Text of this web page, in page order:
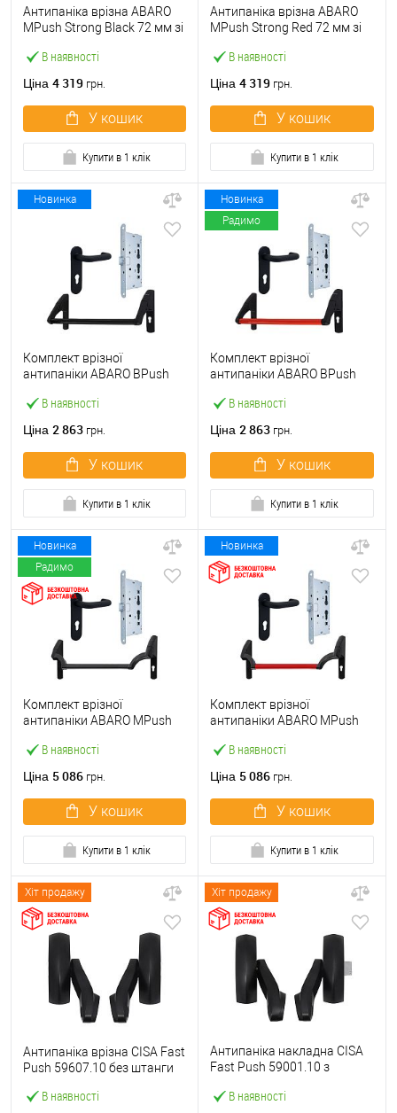
В наявності
Антипаніка врізна ABARO
МPush Strong Black 72 мм зі
Ціна 4 319 грн.
У кошик
Купити в 1 клік
В наявності
Антипаніка врізна ABARO
МPush Strong Red 72 мм зі
Ціна 4 319 грн.
У кошик
Купити в 1 клік
Новинка
В наявності
Комплект врізної
антипаніки ABARO BPush
чорний із замком та ручкою
Ціна 2 863 грн.
У кошик
Купити в 1 клік
Новинка
Радимо
В наявності
Комплект врізної
антипаніки ABARO BPush
червоний із замком та
Ціна 2 863 грн.
У кошик
Купити в 1 клік
Новинка
Радимо
В наявності
Комплект врізної
антипаніки ABARO МPush
чорний із замком та ручкою
Ціна 5 086 грн.
У кошик
Купити в 1 клік
Новинка
В наявності
Комплект врізної
антипаніки ABARO МPush
червоний із замком та
Ціна 5 086 грн.
У кошик
Купити в 1 клік
Хіт продажу
В наявності
Антипаніка врізна CISA Fast
Push 59607.10 без штанги
Хіт продажу
В наявності
Антипаніка накладна CISA
Fast Push 59001.10 з